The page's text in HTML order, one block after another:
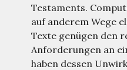
Testaments.
auf anderem Wege
Texte genügen den
Anforderungen an
haben dessen